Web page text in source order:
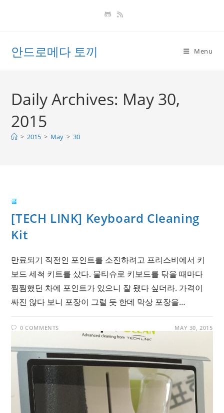
안드로메다 토끼 Menu
Daily Archives: May 30,
2015
> 2015 > May > 30
글
[TECH LINK] Keyboard Cleaning
Kit
만료되기 직전인 포인트를 소진하려고 프리스비에서 키
보드 세척 키트를 샀다. 물티슈로 키보드를 닦을 때마다
찜찜했던 차에 포인트가 있으니 잘 됐다 싶더라. 가격이
싸진 않다 보니 포장이 그럴 듯 한데 막상 포장을…
0 COMMENTS MAY 30, 2015